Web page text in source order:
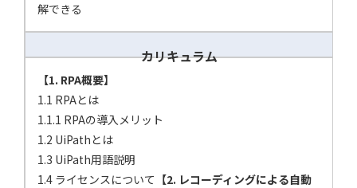
解できる
カリキュラム
【1. RPA概要】
1.1 RPAとは
1.1.1 RPAの導入メリット
1.2 UiPathとは
1.3 UiPath用語説明
1.4 ライセンスについて 【2. レコーディングによる自動